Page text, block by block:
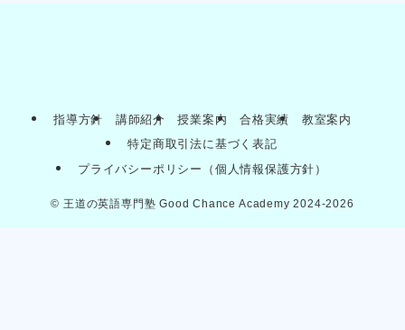
指導方針 講師紹介 授業案内 合格実績
教室案内
特定商取引法に基づく表記
プライバシーポリシー（個人情報保護方針）
© 王道の英語専門塾 Good Chance Academy 2024-2026